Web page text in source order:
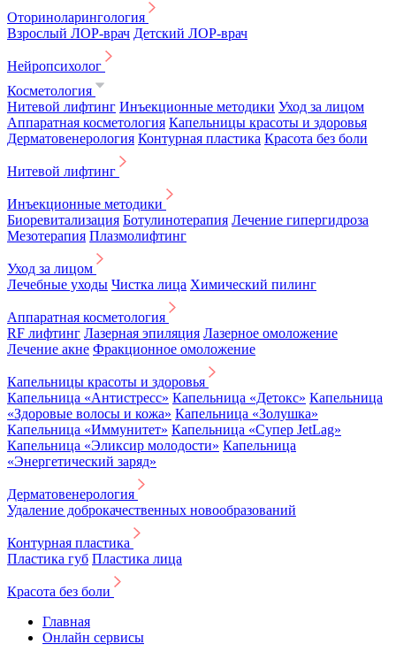
Оториноларингология
Взрослый ЛОР-врач Детский ЛОР-врач
Нейропсихолог
Косметология
Нитевой лифтинг Инъекционные методики Уход за лицом
Аппаратная косметология Капельницы красоты и здоровья
Дерматовенерология Контурная пластика Красота без боли
Нитевой лифтинг
Инъекционные методики
Биоревитализация Ботулинотерапия Лечение гипергидроза
Мезотерапия Плазмолифтинг
Уход за лицом
Лечебные уходы Чистка лица Химический пилинг
Аппаратная косметология
RF лифтинг Лазерная эпиляция Лазерное омоложение
Лечение акне Фракционное омоложение
Капельницы красоты и здоровья
Капельница «Антистресс» Капельница «Детокс» Капельница
«Здоровые волосы и кожа» Капельница «Золушка»
Капельница «Иммунитет» Капельница «Супер JetLag»
Капельница «Эликсир молодости» Капельница
«Энергетический заряд»
Дерматовенерология
Удаление доброкачественных новообразований
Контурная пластика
Пластика губ Пластика лица
Красота без боли
Главная
Онлайн сервисы